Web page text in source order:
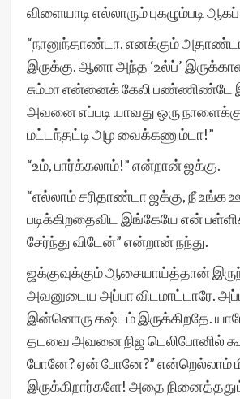
விளையாடி எல்லாரும் புகழும்படி
“நானுந்தாண்டா. எனக்கும்
இருக்கு. ஆனா அந்த ‘உல்ப்’
சும்மா என்னைக் கேலி பண்ணிண்டே
அவனை எப்படி யாவது ஒரு
மட்டந்தட்டி அழ வைக்கணும்டா!”
“உம், பார்க்கலாம்!” என்றான் ஜக்கு.
“எல்லாம் சரிதாண்டா ஜக்கு, நீ உங்க
படிக்கிறதைவிட இங்கேயே என்
சேர்ந்து விடேன்” என்றான் நந்து.
ஜக்குவுக்கும் ஆசையாய்த்தான்
அவனுடைய அப்பா விடமாட்டாரே.
இன்னொரு கஷ்டம் இருக்கிறதே.
தடவை அவனை நிஜ டெலிபோனில்
போனே? ஏன் போனே?” என்றெல்லாம்
இருக்கிறார்களே! அதை